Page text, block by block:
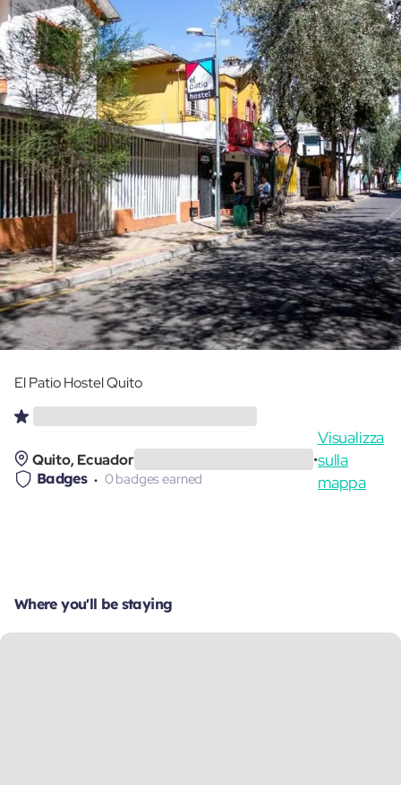
El Patio Hostel Quito
Quito, Ecuador •
Visualizza
sulla
mappa
Badges 0 badges earned
Where you'll be staying